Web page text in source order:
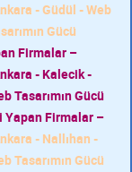
- Güdül - Web
Gücü
Firmalar –
- Kalecik -
Tasarımın Gücü
Yapan Firmalar –
- Nallıhan -
Tasarımın Gücü